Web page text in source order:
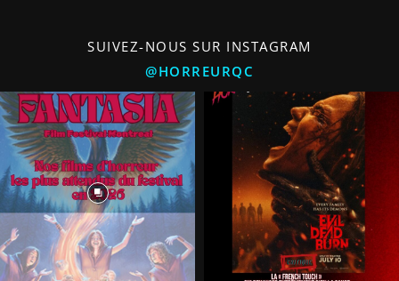
SUIVEZ-NOUS SUR INSTAGRAM
@HORREURQC